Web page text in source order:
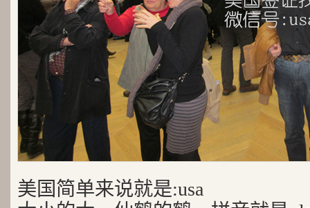
美国简单来说就是:usa